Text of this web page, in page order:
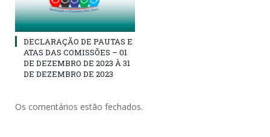
DECLARAÇÃO DE PAUTAS E
ATAS DAS COMISSÕES – 01
DE DEZEMBRO DE 2023 À 31
DE DEZEMBRO DE 2023
Os comentários estão fechados.